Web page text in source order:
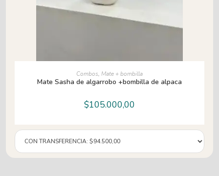
AÑADIR AL CARRITO
Combos, Mate + bombilla
Mate Sasha de algarrobo +bombilla de alpaca
$105.000,00